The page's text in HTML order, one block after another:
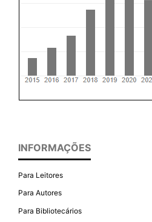
INFORMAÇÕES
Para Leitores
Para Autores
Para Bibliotecários